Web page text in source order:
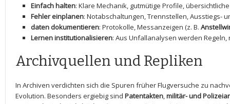
Einfach halten: Klare Mechanik, ⁤gutmütige⁤ Profile,
Fehler einplanen: Notabschaltungen, Trennstellen, Ausstiegs-
daten dokumentieren: Protokolle, Messanzeigen (z. B.
Lernen institutionalisieren: Aus Unfallanalysen werden
Archivquellen und Repliken
In ⁢Archiven verdichten sich die​ Spuren ​früher Flugversuche zu
Evolution. Besonders ‌ergiebig sind⁤ Patentakten,militär- ⁤und